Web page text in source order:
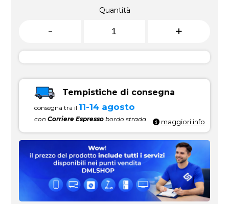
Quantità
- +
Tempistiche di consegna
consegna tra il 11-14 agosto
conCorriere Espresso bordo strada maggiori info